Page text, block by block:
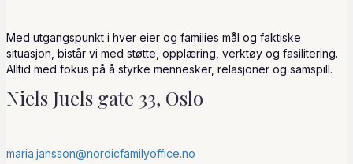
Med utgangspunkt i hver eier og families mål og faktiske
situasjon, bistår vi med støtte, opplæring, verktøy og fasilitering.
Alltid med fokus på å styrke mennesker, relasjoner og samspill.
Niels Juels gate 33, Oslo
maria.jansson@nordicfamilyoffice.no